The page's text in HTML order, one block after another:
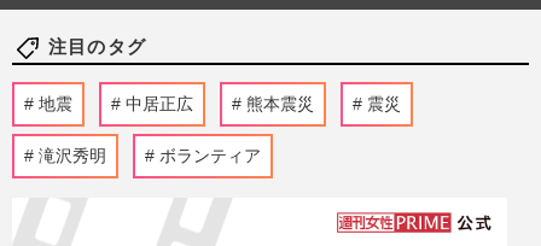
注目のタグ
地震 中居正広 熊本震災 震災
滝沢秀明 ボランティア